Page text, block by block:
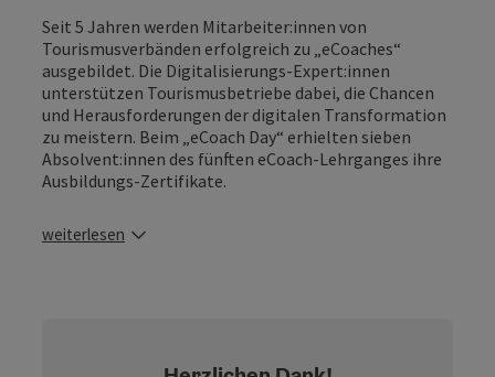
Seit 5 Jahren werden Mitarbeiter:innen von
Tourismusverbänden erfolgreich zu „eCoaches“
ausgebildet. Die Digitalisierungs-Expert:innen
unterstützen Tourismusbetriebe dabei, die Chancen
und Herausforderungen der digitalen Transformation
zu meistern. Beim „eCoach Day“ erhielten sieben
Absolvent:innen des fünften eCoach-Lehrganges ihre
Ausbildungs-Zertifikate.
weiterlesen